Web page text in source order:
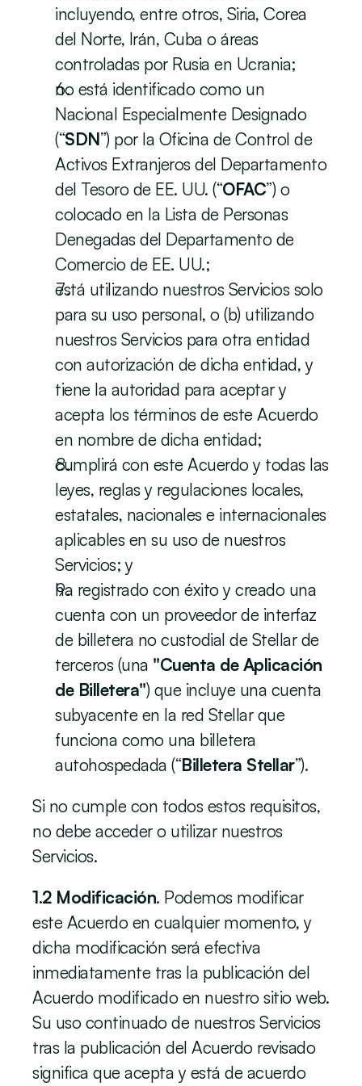
incluyendo, entre otros, Siria, Corea
del Norte, Irán, Cuba o áreas
controladas por Rusia en Ucrania;
no está identificado como un
Nacional Especialmente Designado
(“SDN”) por la Oficina de Control de
Activos Extranjeros del Departamento
del Tesoro de EE. UU. (“OFAC”) o
colocado en la Lista de Personas
Denegadas del Departamento de
Comercio de EE. UU.;
está utilizando nuestros Servicios solo
para su uso personal, o (b) utilizando
nuestros Servicios para otra entidad
con autorización de dicha entidad, y
tiene la autoridad para aceptar y
acepta los términos de este Acuerdo
en nombre de dicha entidad;
cumplirá con este Acuerdo y todas las
leyes, reglas y regulaciones locales,
estatales, nacionales e internacionales
aplicables en su uso de nuestros
Servicios; y
ha registrado con éxito y creado una
cuenta con un proveedor de interfaz
de billetera no custodial de Stellar de
terceros (una "Cuenta de Aplicación
de Billetera") que incluye una cuenta
subyacente en la red Stellar que
funciona como una billetera
autohospedada (“Billetera Stellar”).
Si no cumple con todos estos requisitos,
no debe acceder o utilizar nuestros
Servicios.
1.2 Modificación. Podemos modificar
este Acuerdo en cualquier momento, y
dicha modificación será efectiva
inmediatamente tras la publicación del
Acuerdo modificado en nuestro sitio web.
Su uso continuado de nuestros Servicios
tras la publicación del Acuerdo revisado
significa que acepta y está de acuerdo